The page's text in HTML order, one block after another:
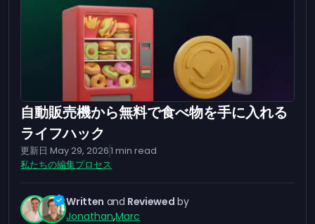
自動販売機から無料で食べ物を手に入れる
ライフハック
更新日 May 29, 20261 min read
私たちの編集プロセス
Written and Reviewed by
Jonathan,Marc